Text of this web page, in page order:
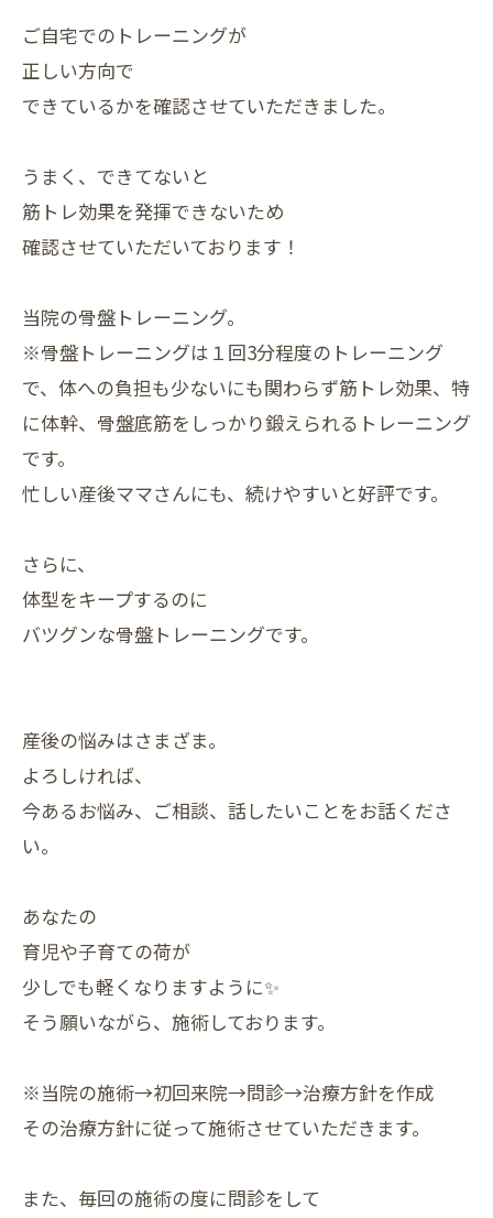
ご自宅でのトレーニングが
正しい方向で
できているかを確認させていただきました。
うまく、できてないと
筋トレ効果を発揮できないため
確認させていただいております！
当院の骨盤トレーニング。
※骨盤トレーニングは１回3分程度のトレーニング
で、体への負担も少ないにも関わらず筋トレ効果、特
に体幹、骨盤底筋をしっかり鍛えられるトレーニング
です。
忙しい産後ママさんにも、続けやすいと好評です。
さらに、
体型をキープするのに
バツグンな骨盤トレーニングです。
産後の悩みはさまざま。
よろしければ、
今あるお悩み、ご相談、話したいことをお話くださ
い。
あなたの
育児や子育ての荷が
少しでも軽くなりますように✨
そう願いながら、施術しております。
※当院の施術→初回来院→問診→治療方針を作成
その治療方針に従って施術させていただきます。
また、毎回の施術の度に問診をして